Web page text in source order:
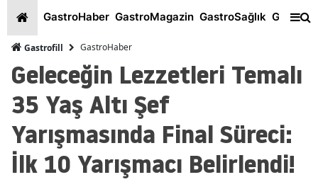
GastroHaber GastroMagazin GastroSağlık
Gastrofill GastroHaber
Geleceğin Lezzetleri Temalı
35 Yaş Altı Şef
Yarışmasında Final Süreci:
İlk 10 Yarışmacı Belirlendi!